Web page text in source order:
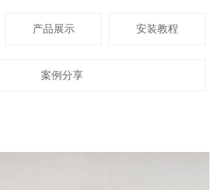
产品展示 安装教程
案例分享